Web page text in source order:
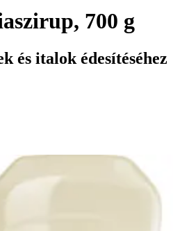
700 g
és italok édesítéséhez